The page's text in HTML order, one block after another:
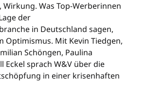
Wirkung. Was Top-Werberinnen
der
in Deutschland sagen,
Optimismus. Mit Kevin Tiedgen,
Schöngen, Paulina
Eckel sprach W&V über die
in einer krisenhaften